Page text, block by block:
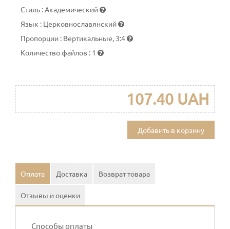
Стиль :Академический
Язык : Церковнославянский
Пропорции : Вертикальные, 3:4
Количество файлов : 1
107.40 UAH
Добавить в корзину
Оплата Доставка Возврат товара
Отзывы и оценки
Способы оплаты